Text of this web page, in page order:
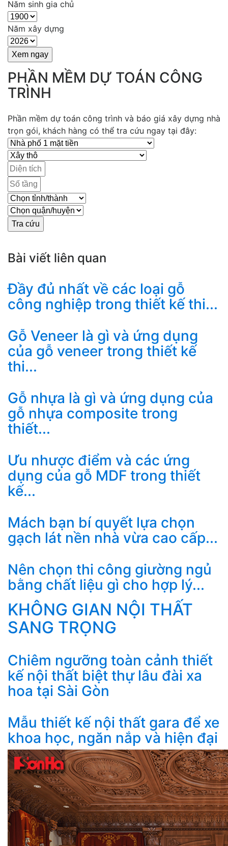
Năm sinh gia chủ
Năm xây dựng
PHẦN MỀM DỰ TOÁN CÔNG
TRÌNH
Phần mềm dự toán công trình và báo giá xây dựng nhà
trọn gói, khách hàng có thể tra cứu ngay tại đây:
Bài viết liên quan
Đầy đủ nhất về các loại gỗ
công nghiệp trong thiết kế thi...
Gỗ Veneer là gì và ứng dụng
của gỗ veneer trong thiết kế
thi...
Gỗ nhựa là gì và ứng dụng của
gỗ nhựa composite trong
thiết...
Ưu nhược điểm và các ứng
dụng của gỗ MDF trong thiết
kế...
Mách bạn bí quyết lựa chọn
gạch lát nền nhà vừa cao cấp...
Nên chọn thi công giường ngủ
bằng chất liệu gì cho hợp lý...
KHÔNG GIAN NỘI THẤT
SANG TRỌNG
Chiêm ngưỡng toàn cảnh thiết
kế nội thất biệt thự lâu đài xa
hoa tại Sài Gòn
Mẫu thiết kế nội thất gara để xe
khoa học, ngăn nắp và hiện đại